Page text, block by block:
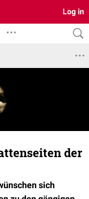
Log in
der
sich